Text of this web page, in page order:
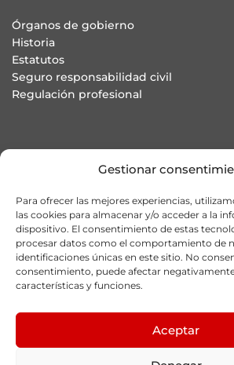
Gestionar
Para ofrecer las mejores experiencias,
las cookies para almacenar y/o acceder a la
dispositivo. El consentimiento de estas
procesar datos como el comportamiento de
identificaciones únicas en este sitio. No
consentimiento, puede afectar
características y funciones.
Aceptar
Órganos de gobierno
Historia
Estatutos
Seguro responsabilidad civil
Regulación profesional
Colegiación ONLINE
Buzón de denuncias
Preguntas Frecuentes
Dirección: Diego Martínez Barrio 36, Local